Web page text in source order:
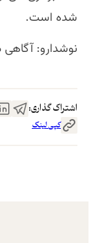
شده است.
نوشدارو:
اشتراک گذاری:
کپی لینک